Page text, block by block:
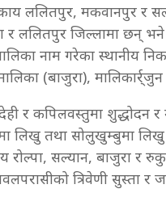
ललितपुर, मकवानपुर र
र ललितपुर जिल्लामा छन्
नाम गरेका स्थानीय
(बाजुरा), मालिकार्र्जुन
र कपिलवस्तुमा शुद्धोदन
लिखु तथा सोलुखुम्बुमा
रोल्पा, सल्यान, बाजुरा र
त्रिवेणी सुस्ता र